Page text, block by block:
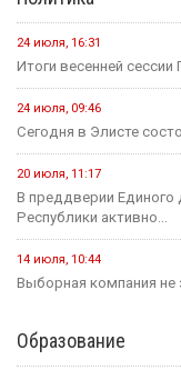
24 июля, 16:31
Итоги весенней
24 июля, 09:46
Сегодня в Элисте
20 июля, 11:17
В преддверии Единого
Республики активно...
14 июля, 10:44
Выборная компания не
Образование